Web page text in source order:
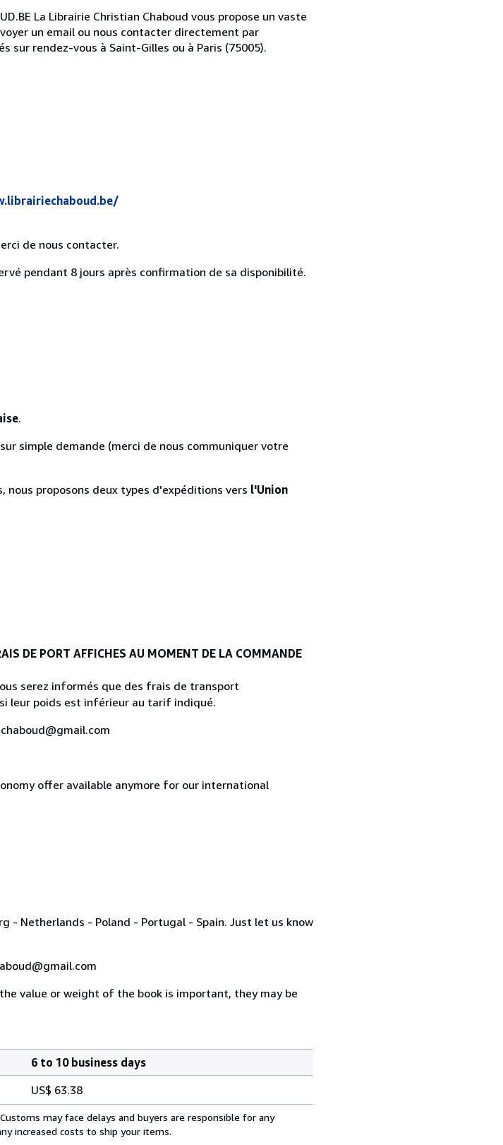
La Librairie Christian Chaboud vous propose un vaste
un email ou nous contacter directement par
sur rendez-vous à Saint-Gilles ou à Paris (75005).
de nous contacter.
pendant 8 jours après confirmation de sa disponibilité.
.
sur simple demande (merci de nous communiquer votre
proposons deux types d'expéditions vers l'Union
DE PORT AFFICHES AU MOMENT DE LA COMMANDE
serez informés que des frais de transport
leur poids est inférieur au tarif indiqué.
offer available anymore for our international
- Netherlands - Poland - Portugal - Spain. Just let us know
value or weight of the book is important, they may be
6 to 10 business days
US$ 63.38
may face delays and buyers are responsible for any
increased costs to ship your items.